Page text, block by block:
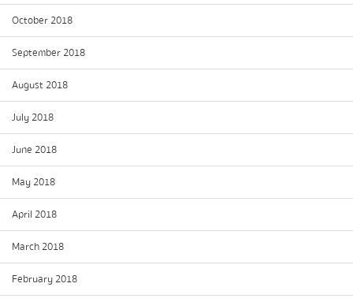
October 2018
September 2018
August 2018
July 2018
June 2018
May 2018
April 2018
March 2018
February 2018